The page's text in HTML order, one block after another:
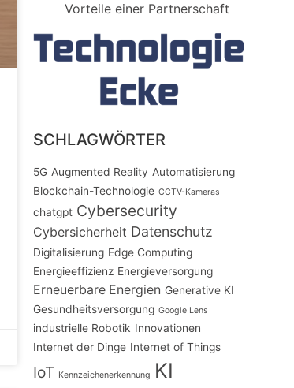
Vorteile einer Partnerschaft
SCHLAGWÖRTER
5G Augmented Reality Automatisierung
Blockchain-Technologie CCTV-Kameras
chatgpt Cybersecurity
Cybersicherheit Datenschutz
Digitalisierung Edge Computing
Energieeffizienz Energieversorgung
Erneuerbare Energien Generative KI
Gesundheitsversorgung Google Lens
industrielle Robotik Innovationen
Internet der Dinge Internet of Things
IoT Kennzeichenerkennung KI